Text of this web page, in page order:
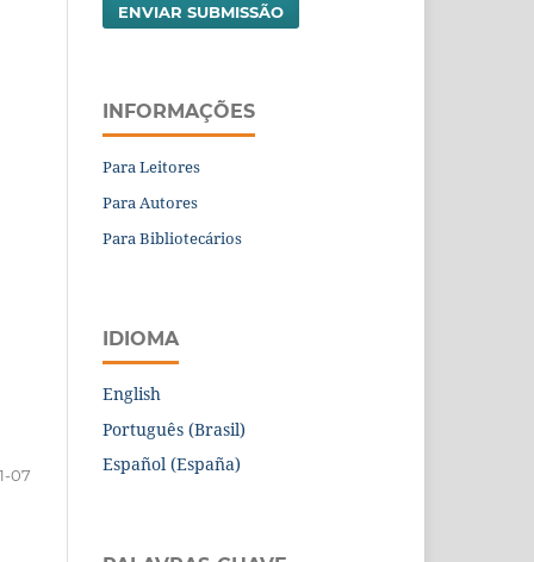
07
ENVIAR SUBMISSÃO
INFORMAÇÕES
Para Leitores
Para Autores
Para Bibliotecários
IDIOMA
English
Português (Brasil)
Español (España)